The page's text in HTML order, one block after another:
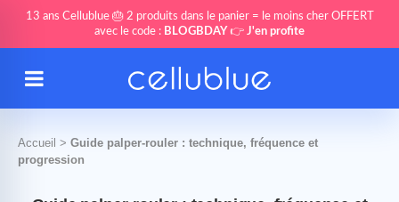
13 ans Cellublue 🎂 2 produits dans le panier = le moins cher OFFERT
avec le code : BLOGBDAY 👉 J'en profite
Accueil > Guide palper-rouler : technique, fréquence et
progression